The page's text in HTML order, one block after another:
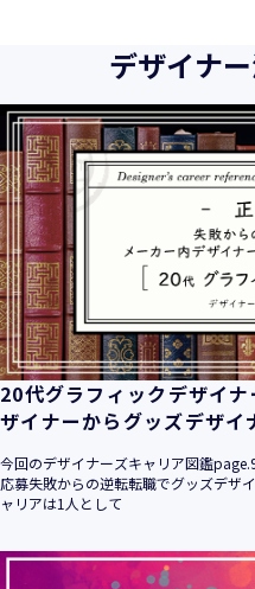
様、お取引先関係者の個人
材派遣サービス、人材紹介
他、利用者の皆さまの「活
創出」に利用しています。
情報などを従業者管理に利
て個人情報及び特定個人情
時に、個人情報などの保護
務と認識しております。そ
めた行動規範に基づき、社
権利の保護、個人情報に関
また、以下に示す方針を具
ジメントシステムを構築し
要請の変化、経営環境の変
続的改善に、全社を挙げて
す。
当社は、事業の目的に適切
を行い、特定された利用目
人情報の取扱いを行いませ
当社は個人情報の取扱いに
他の規範を遵守致します。
デザイナ
20代グラフィックデザイ
ザイナーからグッズデザイ
今回のデザイナーズキャリア図鑑
応募失敗からの逆転転職でグッズデザ
ャリアは1人として